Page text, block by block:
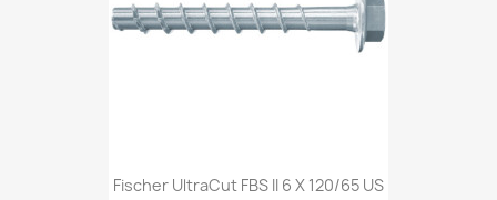
Fischer UltraCut FBS II 6 X 120/65 US